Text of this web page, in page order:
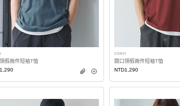
假兩件短袖T恤
coen
開口領假兩件短袖T恤
NTD1,290